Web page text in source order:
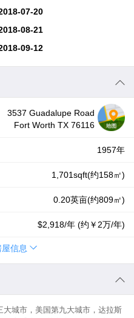
07-20
08-21
09-12
3537 Guadalupe Road
Fort Worth TX 76116
1957年
1,701sqft(约158㎡)
0.20英亩(约809㎡)
$2,918/年 (约 ￥2万/年)
信息
城市，美国第九大城市，达拉斯